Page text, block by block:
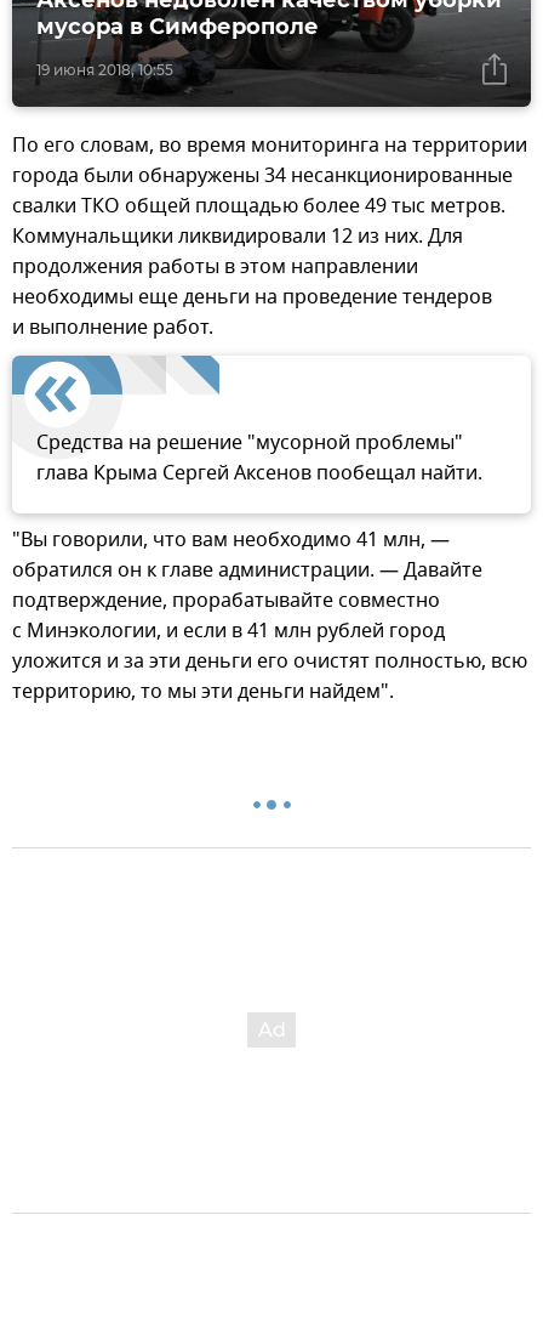
19 июня 2018, 10:55
мусора в Симферополе
По его словам, во время мониторинга на территории
города были обнаружены 34 несанкционированные
свалки ТКО общей площадью более 49 тыс метров.
Коммунальщики ликвидировали 12 из них. Для
продолжения работы в этом направлении
необходимы еще деньги на проведение тендеров
и выполнение работ.
Средства на решение "мусорной проблемы"
глава Крыма Сергей Аксенов пообещал найти.
"Вы говорили, что вам необходимо 41 млн, —
обратился он к главе администрации. — Давайте
подтверждение, прорабатывайте совместно
с Минэкологии, и если в 41 млн рублей город
уложится и за эти деньги его очистят полностью, всю
территорию, то мы эти деньги найдем".